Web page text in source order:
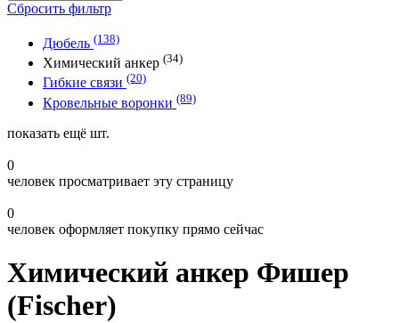
Сбросить фильтр
Дюбель (138)
Химический анкер (34)
Гибкие связи (20)
Кровельные воронки (89)
показать ещё шт.
0
человек просматривает эту страницу
0
человек оформляет покупку прямо сейчас
Химический анкер Фишер
(Fischer)